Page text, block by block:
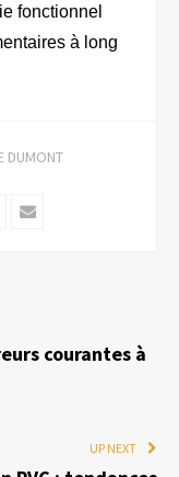
fonctionnel
à long
DUMONT
Email
courantes à
UP NEXT